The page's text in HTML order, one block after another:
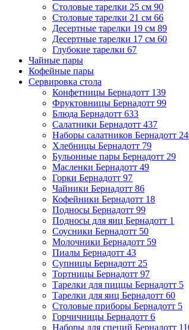
Столовые тарелки 25 см 90
Столовые тарелки 21 см 66
Десертные тарелки 19 см 89
Десертные тарелки 17 см 60
Глубокие тарелки 67
Чайные пары
Кофейные пары
Сервировка стола
Конфетницы Бернадотт 139
Фруктовницы Бернадотт 99
Блюда Бернадотт 633
Салатники Бернадотт 437
Наборы салатников Бернадотт
Хлебницы Бернадотт 79
Бульонные пары Бернадотт 29
Масленки Бернадотт 49
Горки Бернадотт 97
Чайники Бернадотт 86
Кофейники Бернадотт 18
Подносы Бернадотт 99
Подносы для яиц Бернадотт 1
Соусники Бернадотт 50
Молочники Бернадотт 59
Пиалы Бернадотт 43
Супницы Бернадотт 25
Тортницы Бернадотт 97
Тарелки для пиццы Бернадотт 5
Тарелки для яиц Бернадотт 60
Столовые приборы Бернадотт 5
Горчичницы Бернадотт 6
Наборы для специй Бернадотт